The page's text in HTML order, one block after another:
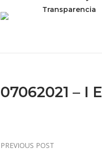
Transparencia
07062021 – I
PREVIOUS POST